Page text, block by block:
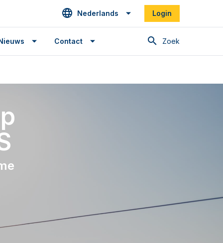
Nederlands Login
Zoek
Contact